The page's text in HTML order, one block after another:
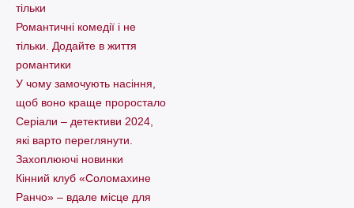
тільки
Романтичні комедії і не
тільки. Додайте в життя
романтики
У чому замочують насіння,
щоб воно краще проростало
Серіали – детективи 2024,
які варто пеpеглянути.
Захоплюючі новинки
Кінний клуб «Соломахине
Ранчо» – вдале місце для